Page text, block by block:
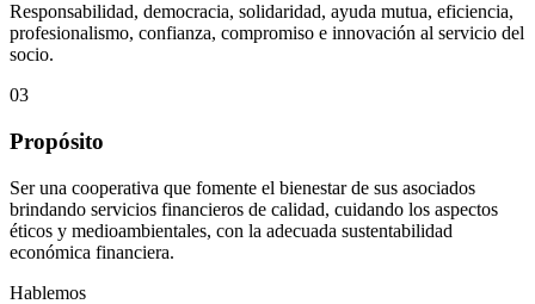
Responsabilidad, democracia, solidaridad, ayuda mutua, eficiencia,
profesionalismo, confianza, compromiso e innovación al servicio del
socio.
03
Propósito
Ser una cooperativa que fomente el bienestar de sus asociados
brindando servicios financieros de calidad, cuidando los aspectos
éticos y medioambientales, con la adecuada sustentabilidad
económica financiera.
Hablemos